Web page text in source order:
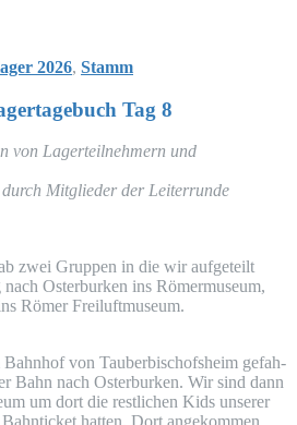
2026, Stamm
Tag 8
von Lager­teil­neh­mern und
Mit­glie­der der Leiterrunde
zwei Grup­pen in die wir auf­ge­teilt
Oster­bur­ken ins Römer­mu­se­um,
Römer Freiluftmuseum.
von Tau­ber­bi­schofs­heim gefah­
Bahn nach Oster­bur­ken. Wir sind dann
um dort die rest­li­chen Kids unse­rer